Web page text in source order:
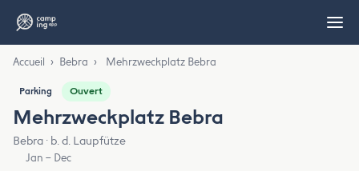
Accueil › Bebra › Mehrzweckplatz Bebra
Parking Ouvert
Mehrzweckplatz Bebra
Bebra · b. d. Laupfütze
Jan – Dec